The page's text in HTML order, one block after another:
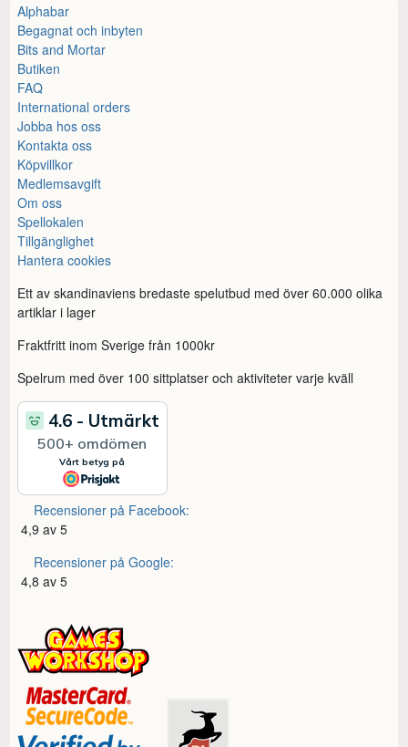
Alphabar
Begagnat och inbyten
Bits and Mortar
Butiken
FAQ
International orders
Jobba hos oss
Kontakta oss
Köpvillkor
Medlemsavgift
Om oss
Spellokalen
Tillgänglighet
Hantera cookies
Ett av skandinaviens bredaste spelutbud med över 60.000 olika
artiklar i lager
Fraktfritt inom Sverige från 1000kr
Spelrum med över 100 sittplatser och aktiviteter varje kväll
Recensioner på Facebook:
4,9 av 5
Recensioner på Google:
4,8 av 5